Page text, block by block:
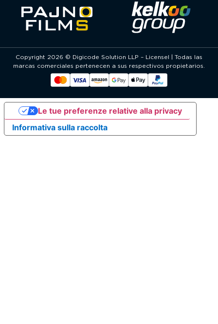
Copyright 2026 © Digicode Solution LLP – Licensel | Todas las
marcas comerciales pertenecen a sus respectivos propietarios.
Informativa sulla raccolta
Le tue preferenze relative alla privacy